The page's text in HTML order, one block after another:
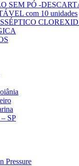
SEM PÓ -
com 10 unidades
– SP
Pressure